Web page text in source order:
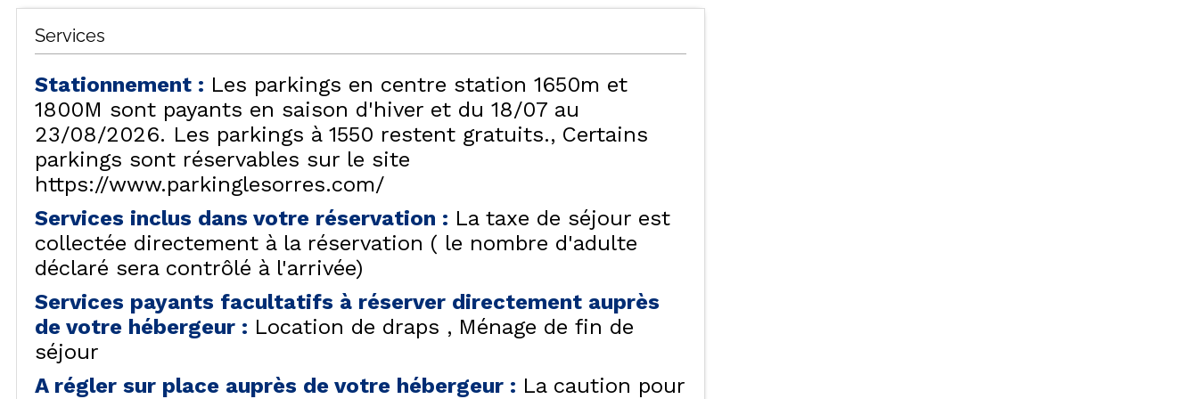
Services
Stationnement : Les parkings en centre station 1650m et
1800M sont payants en saison d'hiver et du 18/07 au
23/08/2026. Les parkings à 1550 restent gratuits.
Certains
parkings sont réservables sur le site
https://www.parkinglesorres.com/
Services inclus dans votre réservation : La taxe de séjour est
collectée directement à la réservation ( le nombre d'adulte
déclaré sera contrôlé à l'arrivée)
Services payants facultatifs à réserver directement auprès
de votre hébergeur : Location de draps
Ménage de fin de
séjour
A régler sur place auprès de votre hébergeur : La caution pour